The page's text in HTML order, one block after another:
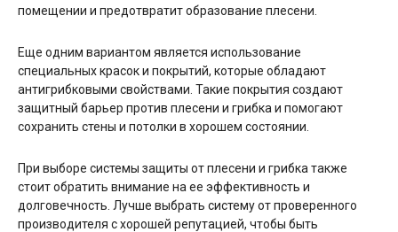
помещении и предотвратит образование плесени.
Еще одним вариантом является использование
специальных красок и покрытий, которые обладают
антигрибковыми свойствами. Такие покрытия создают
защитный барьер против плесени и грибка и помогают
сохранить стены и потолки в хорошем состоянии.
При выборе системы защиты от плесени и грибка также
стоит обратить внимание на ее эффективность и
долговечность. Лучше выбрать систему от проверенного
производителя с хорошей репутацией, чтобы быть